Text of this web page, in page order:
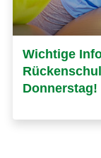
Wichtige
Donnerstag!